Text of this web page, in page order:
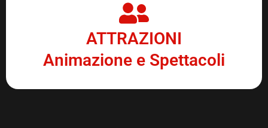
ATTRAZIONI
Animazione e Spettacoli